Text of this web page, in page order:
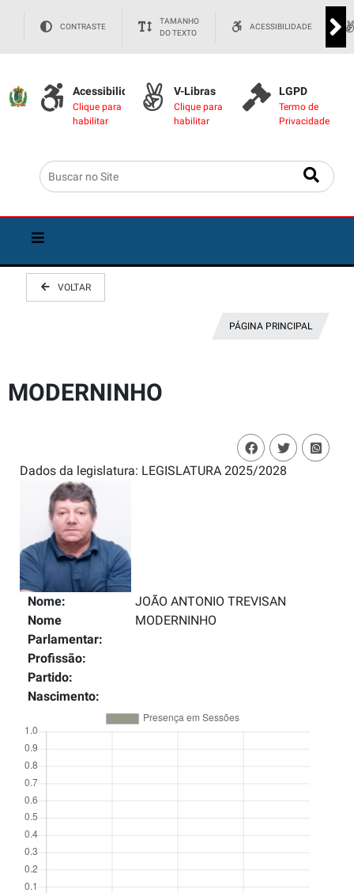
CONTRASTE
TAMANHO
DO TEXTO
ACESSIBILIDADE
Acessibilidade
Clique para
habilitar
V-Libras
Clique para
habilitar
LGPD
Termo de
Privacidade
VOLTAR
PÁGINA PRINCIPAL
MODERNINHO
Dados da legislatura: LEGISLATURA 2025/2028
Nome:
JOÃO ANTONIO TREVISAN
Nome
Parlamentar:
MODERNINHO
Profissão:
Partido:
Nascimento: